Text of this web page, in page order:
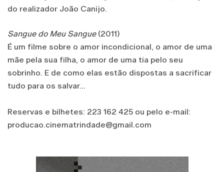
do realizador João Canijo.
Sangue do Meu Sangue (2011)
É um filme sobre o amor incondicional, o amor de uma
mãe pela sua filha, o amor de uma tia pelo seu
sobrinho. E de como elas estão dispostas a sacrificar
tudo para os salvar...
Reservas e bilhetes: 223 162 425 ou pelo e-mail:
producao.cinematrindade@gmail.com